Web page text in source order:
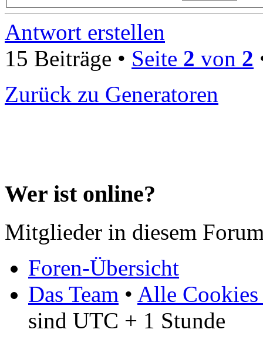
Antwort erstellen
15 Beiträge • Seite 2 von 2
Zurück zu Generatoren
Wer ist online?
Mitglieder in diesem
Foren-Übersicht
Das Team • Alle Cookies
sind UTC + 1 Stunde